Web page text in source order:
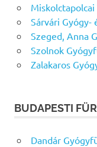
Sárvári Gyógy-
Szeged, Anna
Szolnok
Zalakaros
BUDAPESTI
Dandár